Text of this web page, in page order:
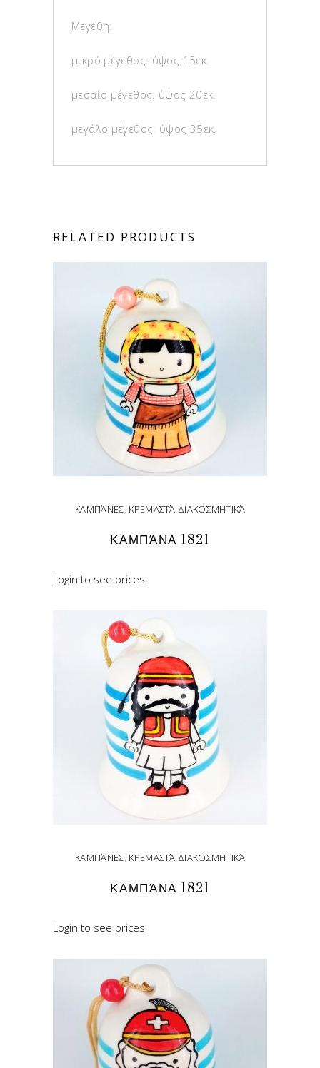
Μεγέθη:
μικρό μέγεθος: ύψος 15εκ.
μεσαίο μέγεθος: ύψος 20εκ.
μεγάλο μέγεθος: ύψος 35εκ.
RELATED PRODUCTS
ΚΑΜΠΆΝΕΣ, ΚΡΕΜΑΣΤΆ ΔΙΑΚΟΣΜΗΤΙΚΆ
ΚΑΜΠΆΝΑ 1821
READ MORE
Login to see prices
ΚΑΜΠΆΝΕΣ, ΚΡΕΜΑΣΤΆ ΔΙΑΚΟΣΜΗΤΙΚΆ
ΚΑΜΠΆΝΑ 1821
READ MORE
Login to see prices